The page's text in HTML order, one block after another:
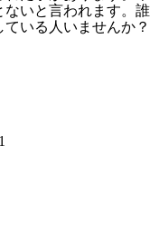
いと言われます。誰
いる人いませんか？